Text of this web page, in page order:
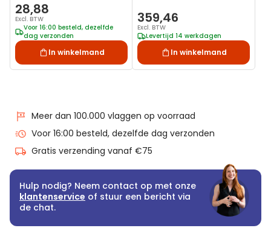
28,88
Excl. BTW
Voor 16:00 besteld, dezelfde
dag verzonden
In winkelmand
359,46
Excl. BTW
Levertijd 14 werkdagen
In winkelmand
Meer dan 100.000 vlaggen op voorraad
Voor 16:00 besteld, dezelfde dag verzonden
Gratis verzending vanaf €75
Hulp nodig? Neem contact op met onze
klantenservice of stuur een bericht via
de chat.